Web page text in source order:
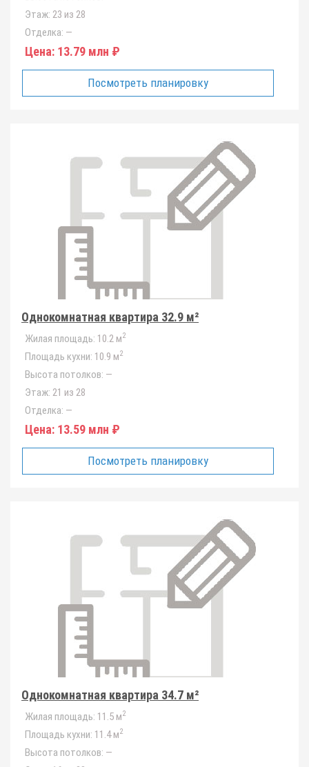
Этаж: 23 из 28
Отделка: —
Цена: 13.79 млн ₽
Посмотреть планировку
Однокомнатная квартира 32.9 м²
Жилая площадь: 10.2 м2
Площадь кухни: 10.9 м2
Высота потолков: —
Этаж: 21 из 28
Отделка: —
Цена: 13.59 млн ₽
Посмотреть планировку
Однокомнатная квартира 34.7 м²
Жилая площадь: 11.5 м2
Площадь кухни: 11.4 м2
Высота потолков: —